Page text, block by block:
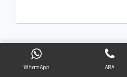
Name
WhatsApp ARA